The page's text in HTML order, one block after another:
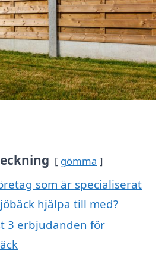
gömma
som är specialiserat
hjälpa till med?
3 erbjudanden för